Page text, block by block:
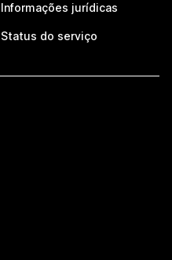
Informações jurídicas
Status do serviço